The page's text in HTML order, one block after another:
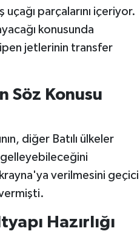
parçalarını içeriyor.
konusunda
jetlerinin transfer
Söz Konusu
diğer Batılı ülkeler
verilmesini geçici
Hazırlığı